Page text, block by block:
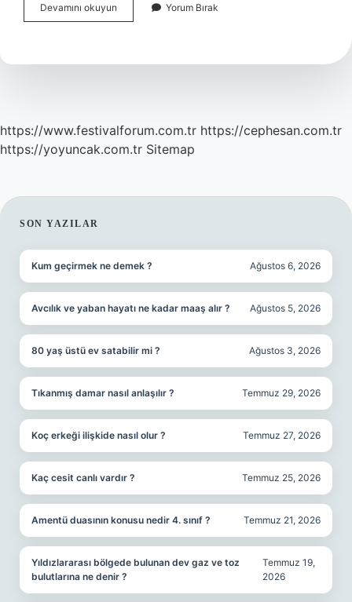
Devamını okuyun
Satar
Yorum Bırak
https://www.festivalforum.com.tr https://cephesan.com.tr
https://yoyuncak.com.tr Sitemap
SIDEBAR
SON YAZILAR
Kum geçirmek ne demek ? Ağustos 6, 2026
Avcılık ve yaban hayatı ne kadar maaş alır ? Ağustos 5, 2026
80 yaş üstü ev satabilir mi ? Ağustos 3, 2026
Tıkanmış damar nasıl anlaşılır ? Temmuz 29, 2026
Koç erkeği ilişkide nasıl olur ? Temmuz 27, 2026
Kaç cesit canlı vardır ? Temmuz 25, 2026
Amentü duasının konusu nedir 4. sınıf ? Temmuz 21, 2026
Yıldızlararası bölgede bulunan dev gaz ve toz
bulutlarına ne denir ?
Temmuz 19,
2026